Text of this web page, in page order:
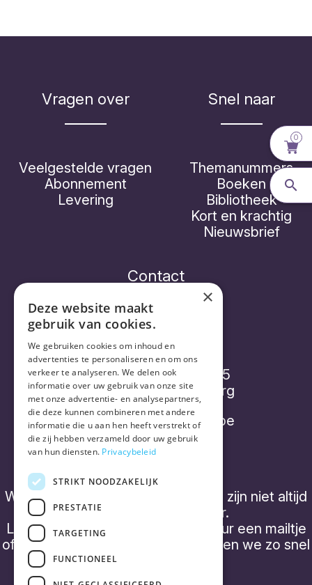
Vragen over
Veelgestelde vragen
Abonnement
Levering
Snel naar
Themanummers
Boeken
Bibliotheek
Kort en krachtig
Nieuwsbrief
Contact
Vorthex Aequo bv
Diepenbroekstraatje 15
2220 Heist-op-den-Berg
info@placebonocebo.be
+32 (0) 490 21 62 07
We hebben geen 'kantooruren' en zijn niet altijd
telefonisch bereikbaar.
Laat een boodschap achter of stuur een mailtje
of een WhatsApp bericht, dan nemen we zo snel
mogelijk contact op.
0
×
Deze website maakt
gebruik van cookies.
We gebruiken cookies om inhoud en
advertenties te personaliseren en om ons
verkeer te analyseren. We delen ook
informatie over uw gebruik van onze site
met onze advertentie- en analysepartners,
die deze kunnen combineren met andere
informatie die u aan hen heeft verstrekt of
die zij hebben verzameld door uw gebruik
van hun diensten. Privacybeleid
STRIKT NOODZAKELIJK
PRESTATIE
TARGETING
FUNCTIONEEL